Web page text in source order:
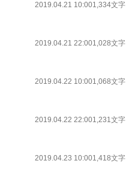
2019.04.21 10:001,334文字
2019.04.21 22:001,028文字
2019.04.22 10:001,068文字
2019.04.22 22:001,231文字
2019.04.23 10:001,418文字